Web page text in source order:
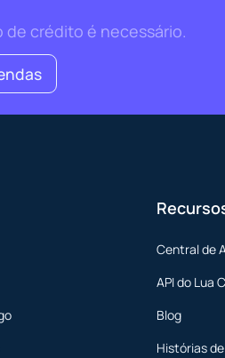
crédito é necessário.
Central de
API do Lua
Blog
Histórias